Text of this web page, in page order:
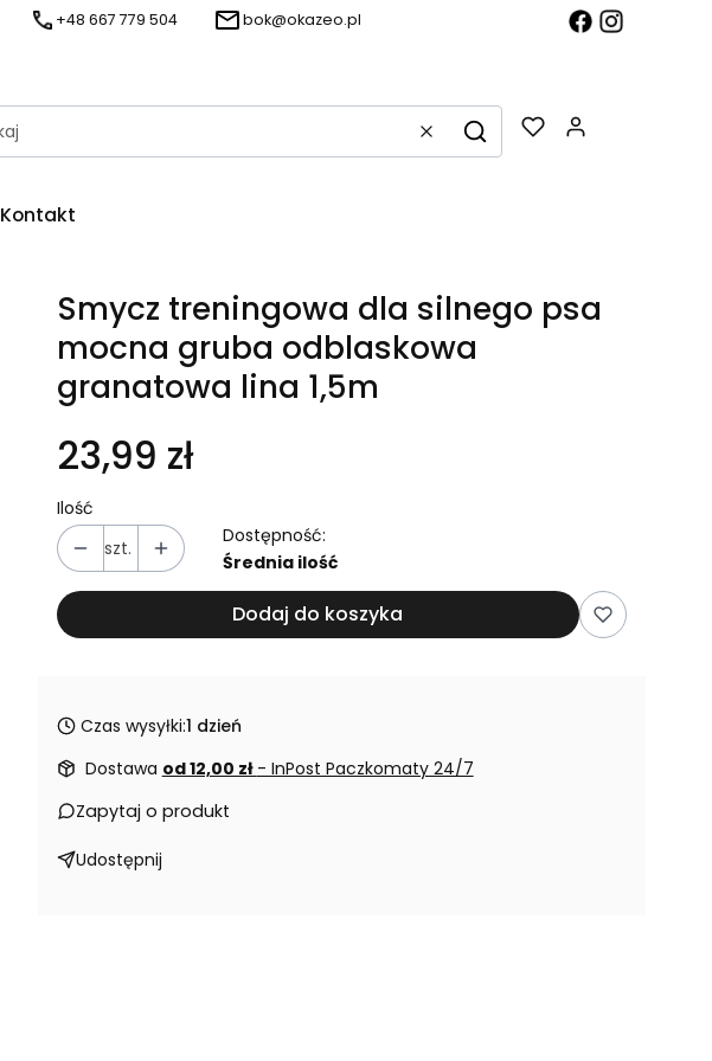
+48 667 779 504 bok@okazeo.pl
WyczyśćSzukaj
Kontakt
Smycz treningowa dla silnego psa
mocna gruba odblaskowa
granatowa lina 1,5m
23,99 zł
Ilość
szt.
Dostępność:
Średnia ilość
Dodaj do koszyka
Czas wysyłki:1 dzień
Dostawa od 12,00 zł - InPost Paczkomaty 24/7
Zapytaj o produkt
Udostępnij